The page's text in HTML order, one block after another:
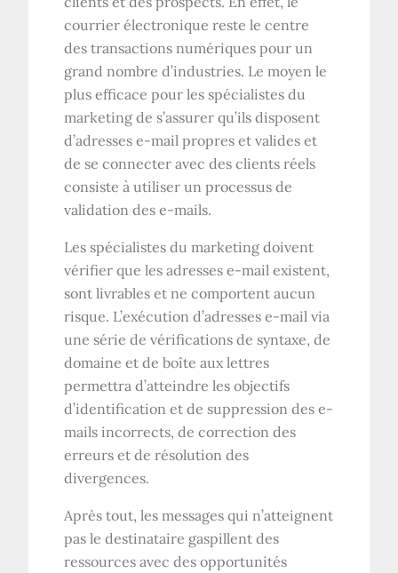
courrier électronique reste le centre
des transactions numériques pour un
grand nombre d’industries. Le moyen le
plus efficace pour les spécialistes du
marketing de s’assurer qu’ils disposent
d’adresses e-mail propres et valides et
de se connecter avec des clients réels
consiste à utiliser un processus de
validation des e-mails.
Les spécialistes du marketing doivent
vérifier que les adresses e-mail existent,
sont livrables et ne comportent aucun
risque. L’exécution d’adresses e-mail via
une série de vérifications de syntaxe, de
domaine et de boîte aux lettres
permettra d’atteindre les objectifs
d’identification et de suppression des e-
mails incorrects, de correction des
erreurs et de résolution des
divergences.
Après tout, les messages qui n’atteignent
pas le destinataire gaspillent des
ressources avec des opportunités